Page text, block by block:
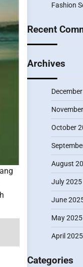
Fashion
Recent
Archives
October
August
July 2025
June
May 2025
April 2025
Categories